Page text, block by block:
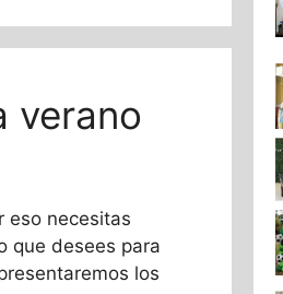
verano
eso necesitas
que desees para
los